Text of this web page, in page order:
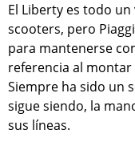
El Liberty es todo
scooters, pero
para mantenerse
referencia al montar
Siempre ha sido un
sigue siendo, la
sus líneas.